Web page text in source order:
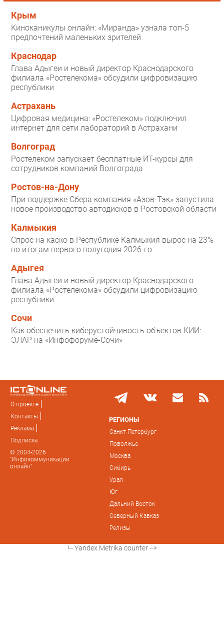
Крым
Киноканикулы онлайн: «Миранда» узнала топ-5
предпочтений маленьких зрителей
Краснодар
Глава Адыгеи и новый директор Краснодарского
филиала «Ростелекома» обсудили цифровизацию
республики
Астрахань
Цифровая медицина: «Ростелеком» подключил
интернет для сети лабораторий в Астрахани
Волгоград
Ростелеком запускает бесплатные ИТ-курсы для
сотрудников компаний Волгограда
Ростов-на-Дону
При поддержке Сбера компания «Азов-Тэк» запустила
новое производство автодисков в Ростовской области
Калмыкия
Спрос на каско в Республике Калмыкия вырос на 23%
по итогам первого полугодия 2026-го
Адыгея
Глава Адыгеи и новый директор Краснодарского
филиала «Ростелекома» обсудили цифровизацию
республики
Сочи
Как обеспечить киберустойчивость объектов КИИ:
ЭЛАР на «Инфофоруме-Сочи»
О проекте
Контакты
Реклама
Подписка
© 2004-2026
"Инфокоммуникации
онлайн"
РЕГИОНЫ
Санкт-Петербург
Поволжье
Москва
Сибирь
Урал
Юг
Дальний Восток
Северный Кавказ
Релизы
!-- Yandex.Metrika counter -->